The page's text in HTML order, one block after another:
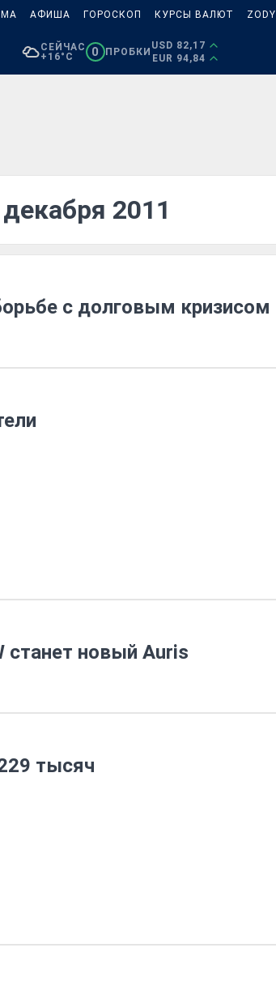
АФИША ГОРОСКОП КУРСЫ ВАЛЮТ ZODY
СЕЙЧАС
+16°C
0 ПРОБКИ
USD 82,17
EUR 94,84
2011
с долговым кризисом
новый Auris
тысяч